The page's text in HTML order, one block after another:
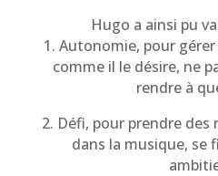
Hugo a ainsi pu
1. Autonomie, pour
comme il le désire, ne
rendre à
2. Défi, pour prendre des
dans la musique, se